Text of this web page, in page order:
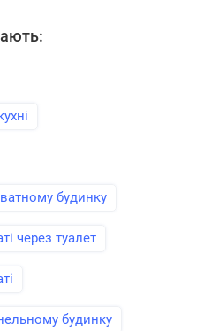
будинку
через туалет
будинку